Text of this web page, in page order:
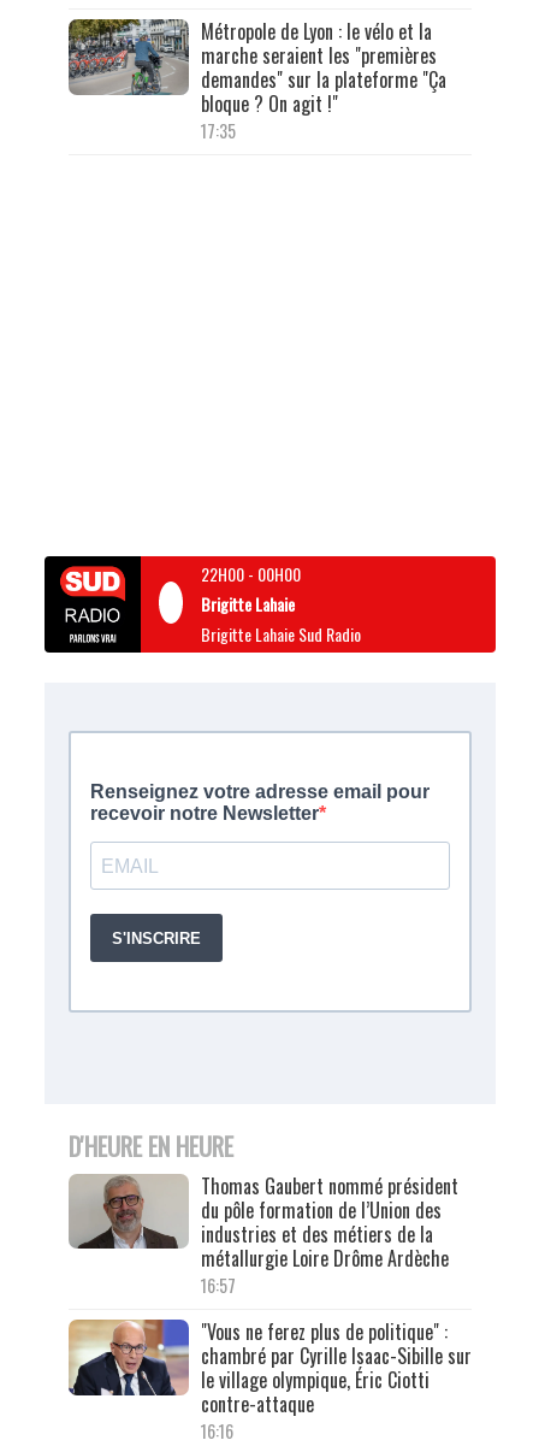
Métropole de Lyon : le vélo et la
marche seraient les "premières
demandes" sur la plateforme "Ça
bloque ? On agit !"
17:35
22H00- 00H00
Brigitte Lahaie
Brigitte Lahaie Sud Radio
D'HEURE EN HEURE
Thomas Gaubert nommé président
du pôle formation de l’Union des
industries et des métiers de la
métallurgie Loire Drôme Ardèche
16:57
"Vous ne ferez plus de politique" :
chambré par Cyrille Isaac-Sibille sur
le village olympique, Éric Ciotti
contre-attaque
16:16